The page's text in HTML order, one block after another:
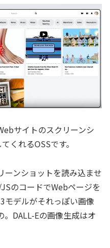
サイトのスクリーンシ
くれるOSSです。
ーンショットを読み込ませ
のコードでWebページを
モデルがそれっぽい画像
DALL-Eの画像生成はオ